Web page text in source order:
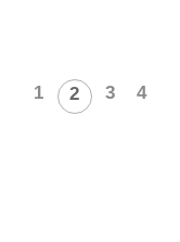
1 2 3 4